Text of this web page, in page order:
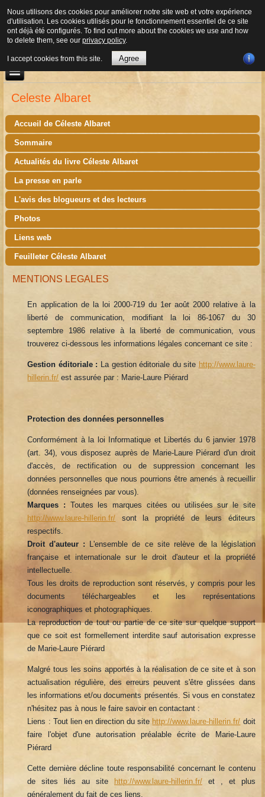
Celeste Albaret
Accueil de Céleste Albaret
Sommaire
Actualités du livre Céleste Albaret
La presse en parle
L'avis des blogueurs et des lecteurs
Photos
Liens web
Feuilleter Céleste Albaret
MENTIONS LEGALES
En application de la loi 2000-719 du 1er août 2000 relative à la
liberté de communication, modifiant la loi 86-1067 du 30
septembre 1986 relative à la liberté de communication, vous
trouverez ci-dessous les informations légales concernant ce site :
Gestion éditoriale : La gestion éditoriale du site http://www.laure-
hillerin.fr/ est assurée par : Marie-Laure Piérard
Protection des données personnelles
Conformément à la loi Informatique et Libertés du 6 janvier 1978
(art. 34), vous disposez auprès de Marie-Laure Piérard d'un droit
d'accès, de rectification ou de suppression concernant les
données personnelles que nous pourrions être amenés à recueillir
(données renseignées par vous).
Marques : Toutes les marques citées ou utilisées sur le site
http://www.laure-hillerin.fr/ sont la propriété de leurs éditeurs
respectifs.
Droit d'auteur : L'ensemble de ce site relève de la législation
française et internationale sur le droit d'auteur et la propriété
intellectuelle.
Tous les droits de reproduction sont réservés, y compris pour les
documents téléchargeables et les représentations
iconographiques et photographiques.
La reproduction de tout ou partie de ce site sur quelque support
que ce soit est formellement interdite sauf autorisation expresse
de Marie-Laure Piérard
Malgré tous les soins apportés à la réalisation de ce site et à son
actualisation régulière, des erreurs peuvent s'être glissées dans
les informations et/ou documents présentés. Si vous en constatez
n'hésitez pas à nous le faire savoir en contactant :
Liens : Tout lien en direction du site http://www.laure-hillerin.fr/ doit
faire l'objet d'une autorisation préalable écrite de Marie-Laure
Piérard
Cette dernière décline toute responsabilité concernant le contenu
de sites liés au site
http://www.laure-hillerin.fr/et , et plus
généralement du fait de ces liens.
Nous utilisons des cookies pour améliorer notre site web et votre expérience
d'utilisation. Les cookies utilisés pour le fonctionnement essentiel de ce site
ont déjà été configurés. To find out more about the cookies we use and how
to delete them, see our privacy policy.
I accept cookies from this site. Agree